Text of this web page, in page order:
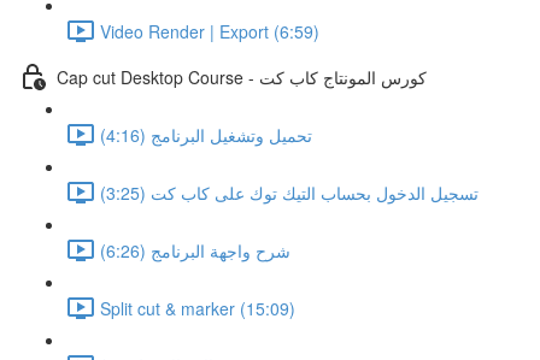
Video Render | Export (6:59)
Cap cut Desktop Course - كورس المونتاج كاب كت
تحميل وتشغيل البرنامج (4:16)
تسجيل الدخول بحساب التيك توك على كاب كت (3:25)
شرح واجهة البرنامج (6:26)
Split cut & marker (15:09)